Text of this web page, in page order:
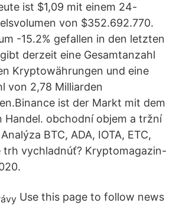
ist $1,09 mit einem 24-
von $352.692.770.
-15.2% gefallen in den letzten
derzeit eine Gesamtanzahl
Kryptowährungen und eine
von 2,78 Milliarden
ist der Markt mit dem
Handel. obchodní objem a tržní
BTC, ADA, IOTA, ETC,
trh vychladnúť? Kryptomagazin-
Use this page to follow news